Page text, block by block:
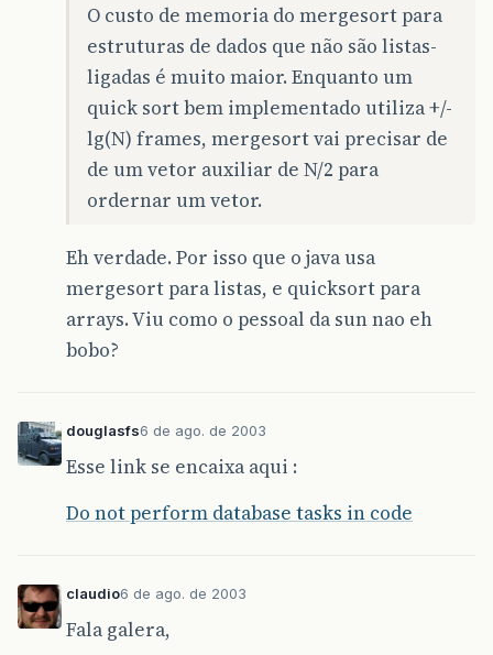
O custo de memoria do mergesort para
estruturas de dados que não são listas-
ligadas é muito maior. Enquanto um
quick sort bem implementado utiliza +/-
lg(N) frames, mergesort vai precisar de
de um vetor auxiliar de N/2 para
ordernar um vetor.
Eh verdade. Por isso que o java usa
mergesort para listas, e quicksort para
arrays. Viu como o pessoal da sun nao eh
bobo?
douglasfs6 de ago. de 2003
Esse link se encaixa aqui :
Do not perform database tasks in code
claudio6 de ago. de 2003
Fala galera,